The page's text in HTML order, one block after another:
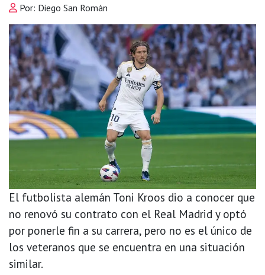
Por: Diego San Román
El futbolista alemán Toni Kroos dio a conocer que
no renovó su contrato con el Real Madrid y optó
por ponerle fin a su carrera, pero no es el único de
los veteranos que se encuentra en una situación
similar.